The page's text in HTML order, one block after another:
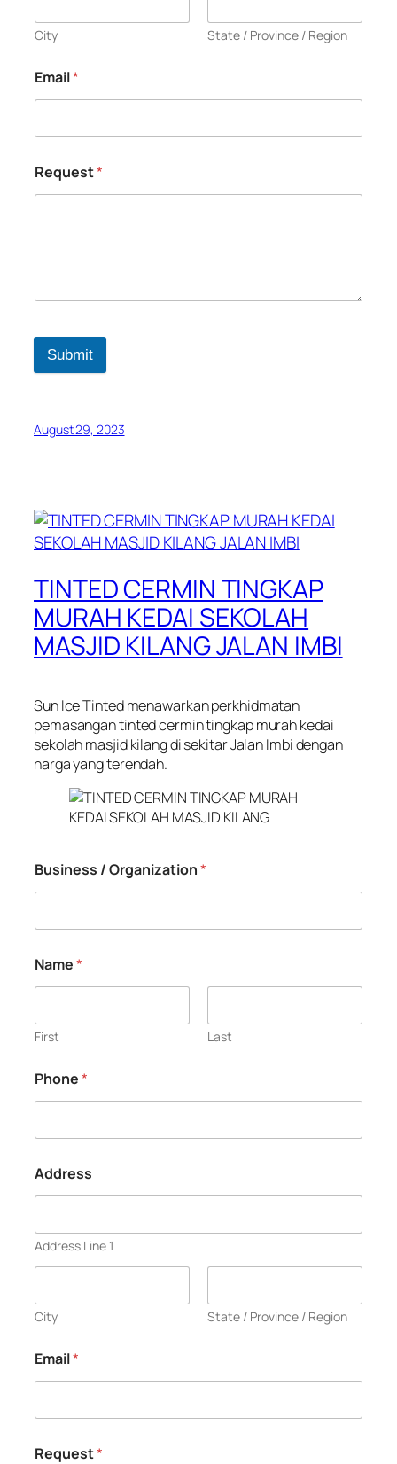
City State / Province / Region
Email*
Request*
Submit
August 29, 2023
TINTED CERMIN TINGKAP
MURAH KEDAI SEKOLAH
MASJID KILANG JALAN IMBI
Sun Ice Tinted menawarkan perkhidmatan
pemasangan tinted cermin tingkap murah kedai
sekolah masjid kilang di sekitar Jalan Imbi dengan
harga yang terendah.
Business / Organization*
Name*
First Last
Phone*
Address
Address Line 1
City State / Province / Region
Email*
Request*